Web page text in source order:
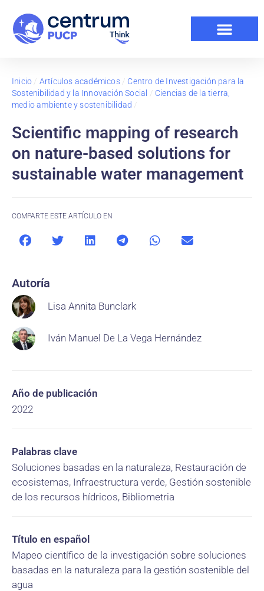
Inicio / Artículos académicos/ Centro de Investigación para la
Sostenibilidad y la Innovación Social / Ciencias de la tierra,
medio ambiente y sostenibilidad /
Scientific mapping of research
on nature-based solutions for
sustainable water management
COMPARTE ESTE ARTÍCULO EN
Autoría
Lisa Annita Bunclark
Iván Manuel De La Vega Hernández
Año de publicación
2022
Palabras clave
Soluciones basadas en la naturaleza, Restauración de
ecosistemas, Infraestructura verde, Gestión sostenible
de los recursos hídricos, Bibliometria
Título en español
Mapeo científico de la investigación sobre soluciones
basadas en la naturaleza para la gestión sostenible del
agua